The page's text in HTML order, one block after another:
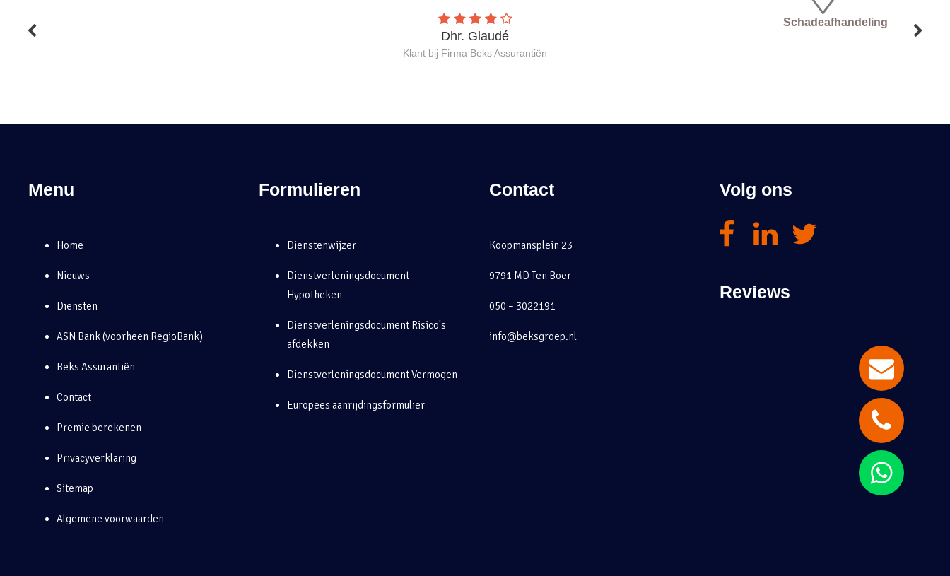
Menu
Home
Nieuws
Diensten
ASN Bank (voorheen RegioBank)
Beks Assurantiën
Contact
Premie berekenen
Privacyverklaring
Sitemap
Algemene voorwaarden
Formulieren
Dienstenwijzer
Dienstverleningsdocument
Hypotheken
Dienstverleningsdocument Risico's
afdekken
Dienstverleningsdocument Vermogen
Europees aanrijdingsformulier
Contact
Koopmansplein 23
9791 MD Ten Boer
050 – 3022191
info@beksgroep.nl
Volg ons
Reviews